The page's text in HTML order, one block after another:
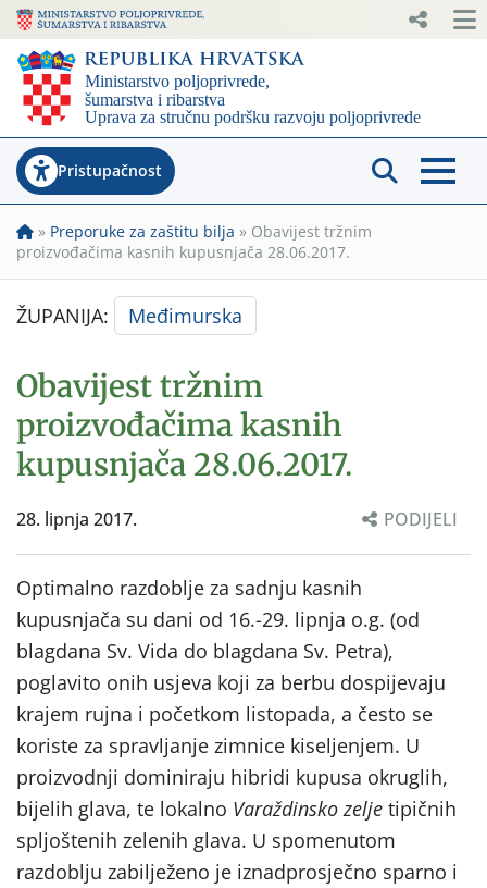
Pristupačnost
» Preporuke za zaštitu bilja » Obavijest tržnim
proizvođačima kasnih kupusnjača 28.06.2017.
ŽUPANIJA: Međimurska
Obavijest tržnim
proizvođačima kasnih
kupusnjača 28.06.2017.
28. lipnja 2017. PODIJELI
Optimalno razdoblje za sadnju kasnih
kupusnjača su dani od 16.-29. lipnja o.g. (od
blagdana Sv. Vida do blagdana Sv. Petra),
poglavito onih usjeva koji za berbu dospijevaju
krajem rujna i početkom listopada, a često se
koriste za spravljanje zimnice kiseljenjem. U
proizvodnji dominiraju hibridi kupusa okruglih,
bijelih glava, te lokalno Varaždinsko zelje tipičnih
spljoštenih zelenih glava. U spomenutom
razdoblju zabilježeno je iznadprosječno sparno i